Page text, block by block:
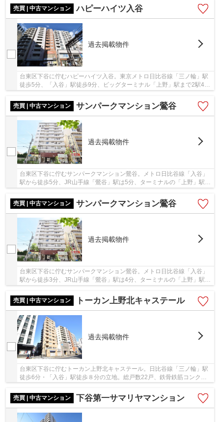
売買 | 中古マンション
ハピーハイツ入谷
過去掲載物件
台東区下谷に佇むハピーハイツ入谷。東京メトロ日比谷線「三ノ輪」駅
徒歩5分、「入谷」駅徒歩9分、ビッグターミナル「上野」駅まで2駅4分
売買 | 中古マンション
サンパークマンション鶯谷
過去掲載物件
台東区下谷に佇むサンパークマンション鶯谷。メトロ日比谷線「入谷」
駅から徒歩5分、JR山手線「鶯谷」駅は5分、ターミナルの「上野」駅に
も11分と、大変利便性の高い立地です。建物は...
売買 | 中古マンション
サンパークマンション鶯谷
過去掲載物件
台東区下谷に佇むサンパークマンション鶯谷。メトロ日比谷線「入谷」
駅から徒歩3分、JR山手線「鶯谷」駅は4分、ターミナルの「上野」駅に
も11分と、大変利便性の高い立地。建物は昭和5...
売買 | 中古マンション
トーカン上野北キャステール
過去掲載物件
台東区下谷に佇むトーカン上野北キャステール。日比谷線「三ノ輪」駅
徒歩6分・「入谷」駅徒歩８分の立地。総戸数22戸、鉄骨鉄筋コンクリ
売買 | 中古マンション
下谷第一サマリヤマンション